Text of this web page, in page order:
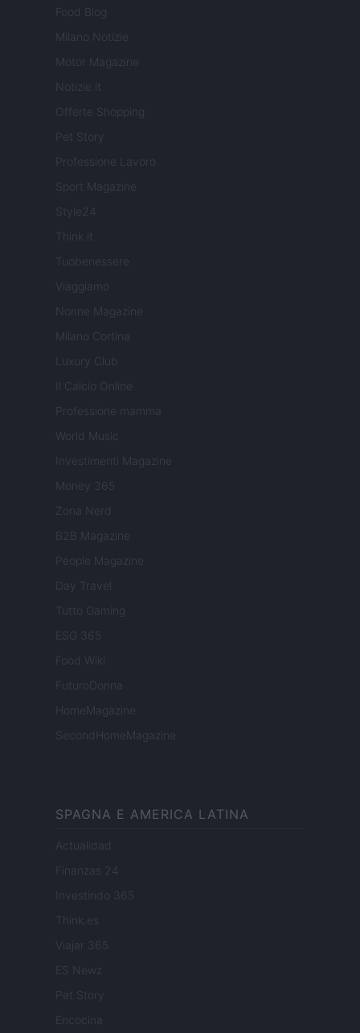
Food Blog
Milano Notizie
Motor Magazine
Notizie.it
Offerte Shopping
Pet Story
Professione Lavoro
Sport Magazine
Style24
Think.it
Tuobenessere
Viaggiamo
Nonne Magazine
Milano Cortina
Luxury Club
Il Calcio Online
Professione mamma
World Music
Investimenti Magazine
Money 365
Zona Nerd
B2B Magazine
People Magazine
Day Travel
Tutto Gaming
ESG 365
Food Wiki
FuturoDonna
HomeMagazine
SecondHomeMagazine
SPAGNA E AMERICA LATINA
Actualidad
Finanzas 24
Investindo 365
Think.es
Viajar 365
ES Newz
Pet Story
Encocina